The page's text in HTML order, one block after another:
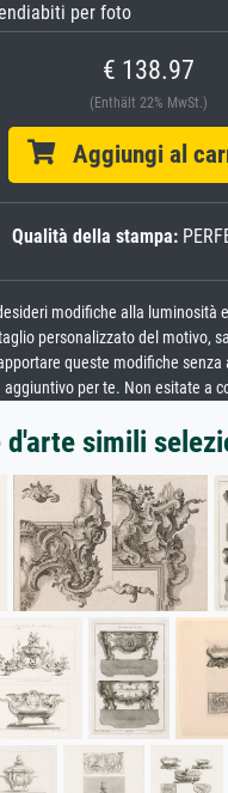
per foto
€ 138.97
(Enthält 22% MwSt.)
Aggiungi al
Qualità della stampa:
modifiche alla luminosità
personalizzato del motivo,
queste modifiche senza
aggiuntivo per te. Non esitate a
d'arte simili